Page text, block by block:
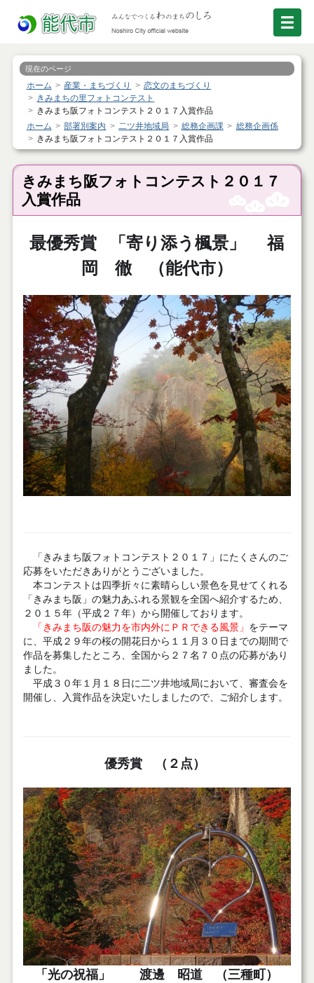
現在のページ
ホーム 産業・まちづくり
恋文のまちづくり
きみまちの里フォトコンテスト
きみまち阪フォトコンテスト２０１７入賞作品
ホーム
部署別案内 二ツ井地域局 総務企画課
総務企画係
きみまち阪フォトコンテスト２０１７入賞作品
きみまち阪フォトコンテスト２０１７
入賞作品
最優秀賞
「寄り添う楓景」 福
岡 徹 （能代市）
「きみまち阪フォトコンテスト２０１７」にたくさんのご
応募をいただきありがとうございました。
本コンテストは四季折々に素晴らしい景色を見せてくれる
「きみまち阪」の魅力あふれる景観を全国へ紹介するため、
２０１５年（平成２７年）から開催しております。
「きみまち阪の魅力を市内外にＰＲできる風景」 をテーマ
に、平成２９年の桜の開花日から１１月３０日までの期間で
作品を募集したところ、全国から２７名７０点の応募があり
ました。
平成３０年１月１８日に二ツ井地域局において、審査会を
開催し、入賞作品を決定いたしましたので、ご紹介します。
優秀賞 （２点）
「光の祝福」 渡邊 昭道 （三種町）